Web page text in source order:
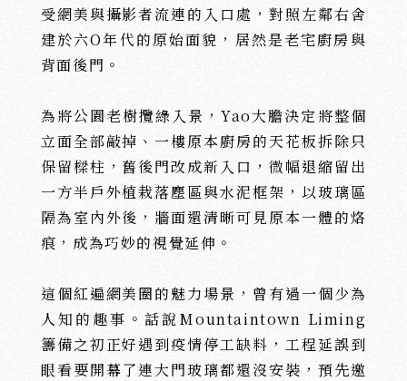
建
築
ABOUT
新
案
PROJECTS
受網美與攝影者流連的入口處，對照左鄰右舍
建於六O年代的原始面貌，居然是老宅廚房與
背面後門。
為將公園老樹攬綠入景，Yao大膽決定將整個
立面全部敲掉、一樓原本廚房的天花板拆除只
保留樑柱，舊後門改成新入口，微幅退縮留出
一方半戶外植栽落塵區與水泥框架，以玻璃區
隔為室內外後，牆面還清晰可見原本一體的烙
痕，成為巧妙的視覺延伸。
這個紅遍網美圈的魅力場景，曾有過一個少為
人知的趣事。話說Mountaintown Liming
籌備之初正好遇到疫情停工缺料，工程延誤到
眼看要開幕了連大門玻璃都還沒安裝，預先邀